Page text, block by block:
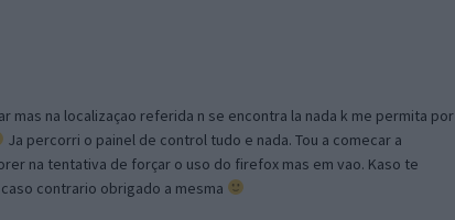
mas na localizaçao referida n se encontra la nada k me permita por
Ja percorri o painel de control tudo e nada. Tou a comecar a
na tentativa de forçar o uso do firefox mas em vao. Kaso te
contrario obrigado a mesma